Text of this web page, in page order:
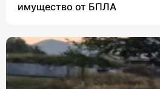
имущество от БПЛА